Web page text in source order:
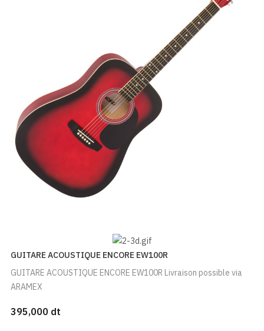
GUITARE ACOUSTIQUE ENCORE EW100R
GUITARE ACOUSTIQUE ENCORE EW100R Livraison possible via
ARAMEX
395,000 dt